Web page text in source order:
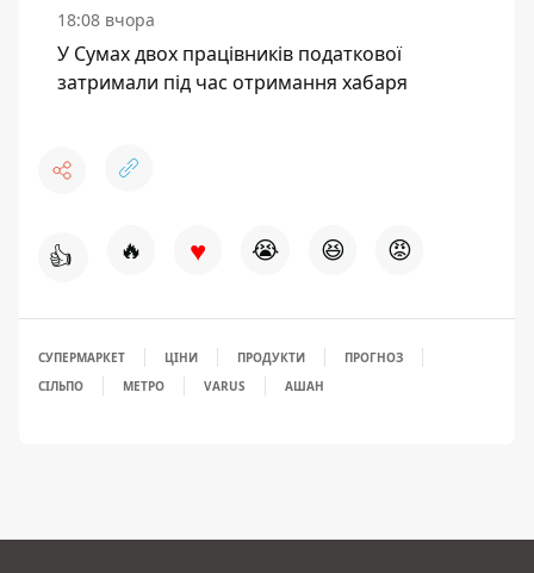
18:08 вчора
У Сумах двох працівників податкової
затримали під час отримання хабаря
👍 🔥 ♥ 😭 😆 😡
СУПЕРМАРКЕТ ЦІНИ ПРОДУКТИ
ПРОГНОЗ
СІЛЬПО
МЕТРО VARUS АШАН